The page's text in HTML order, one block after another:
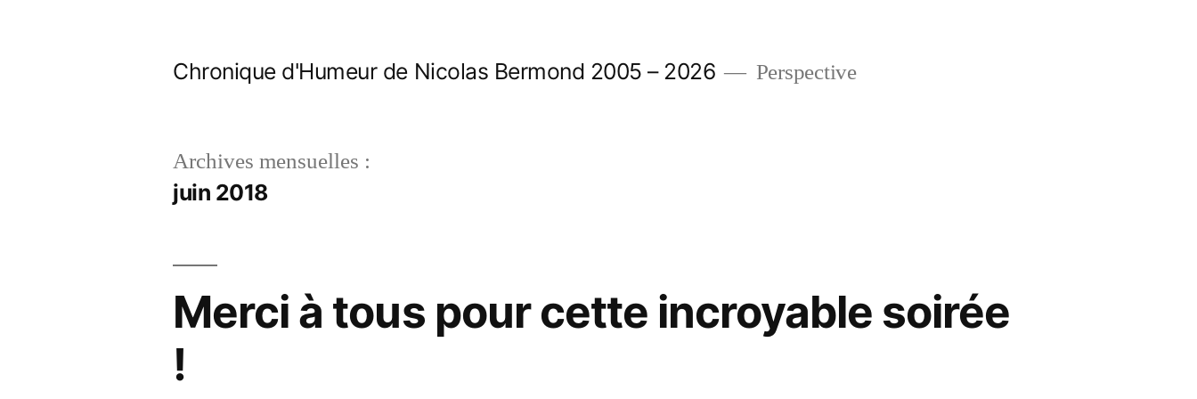
Chronique d'Humeur de Nicolas Bermond 2005 – 2026 Perspective
Archives mensuelles :
juin 2018
Merci à tous pour cette incroyable soirée
!